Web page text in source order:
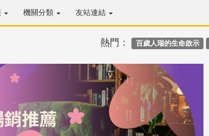
機關分類 友站連結
熱門： 百歲人瑞的生命啟示